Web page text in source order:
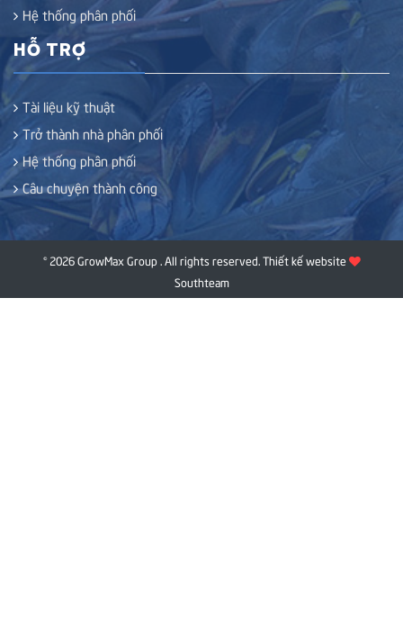
Hệ thống phân phối
HỖ TRỢ
Tài liệu kỹ thuật
Trở thành nhà phân phối
Hệ thống phân phối
Câu chuyện thành công
© 2026 GrowMax Group . All rights reserved.Thiết kế website
Southteam